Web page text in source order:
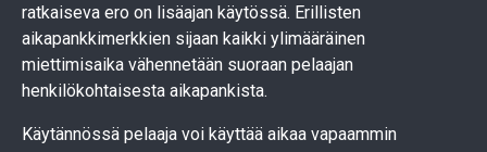
ratkaiseva ero on lisäajan käytössä. Erillisten
aikapankkimerkkien sijaan kaikki ylimääräinen
miettimisaika vähennetään suoraan pelaajan
henkilökohtaisesta aikapankista.
Käytännössä pelaaja voi käyttää aikaa vapaammin